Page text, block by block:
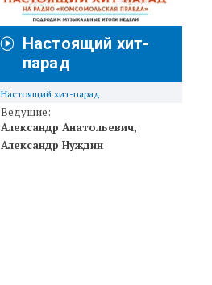
Настоящий хит-
парад
Настоящий хит-парад
Ведущие:
Александр Анатольевич
Александр Нуждин